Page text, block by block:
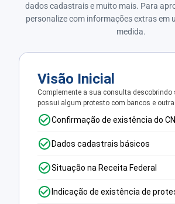
dados cadastrais e muito mais. Para
personalize com informações extras em
medida.
Visão Inicial
Complemente a sua consulta descobrindo
possui algum protesto com bancos e
Confirmação de existência do
Dados cadastrais básicos
Situação na Receita Federal
Indicação de existência de